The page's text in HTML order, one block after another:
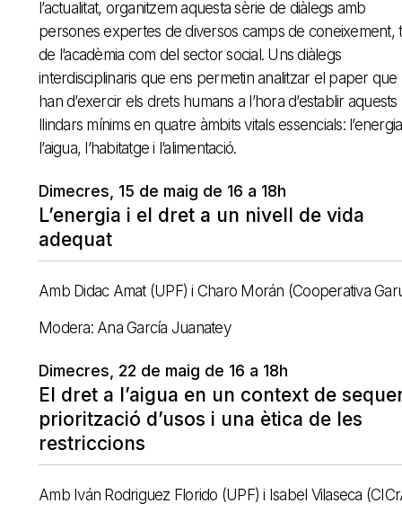
l’actualitat, organitzem aquesta sèrie de diàlegs amb
persones expertes de diversos camps de coneixement,
de l’acadèmia com del sector social. Uns diàlegs
interdisciplinaris que ens permetin analitzar el paper que
han d’exercir els drets humans a l’hora d’establir aquests
llindars mínims en quatre àmbits vitals essencials:
l’aigua, l’habitatge i l’alimentació.
Dimecres, 15 de maig de 16 a 18h
L’energia i el dret a un nivell de vida
adequat
Amb Didac Amat (UPF) i Charo Morán (Cooperativa
Modera: Ana García Juanatey
Dimecres, 22 de maig de 16 a 18h
El dret a l’aigua en un context de
priorització d’usos i una ètica de les
restriccions
Amb Iván Rodriguez Florido (UPF) i Isabel Vilaseca